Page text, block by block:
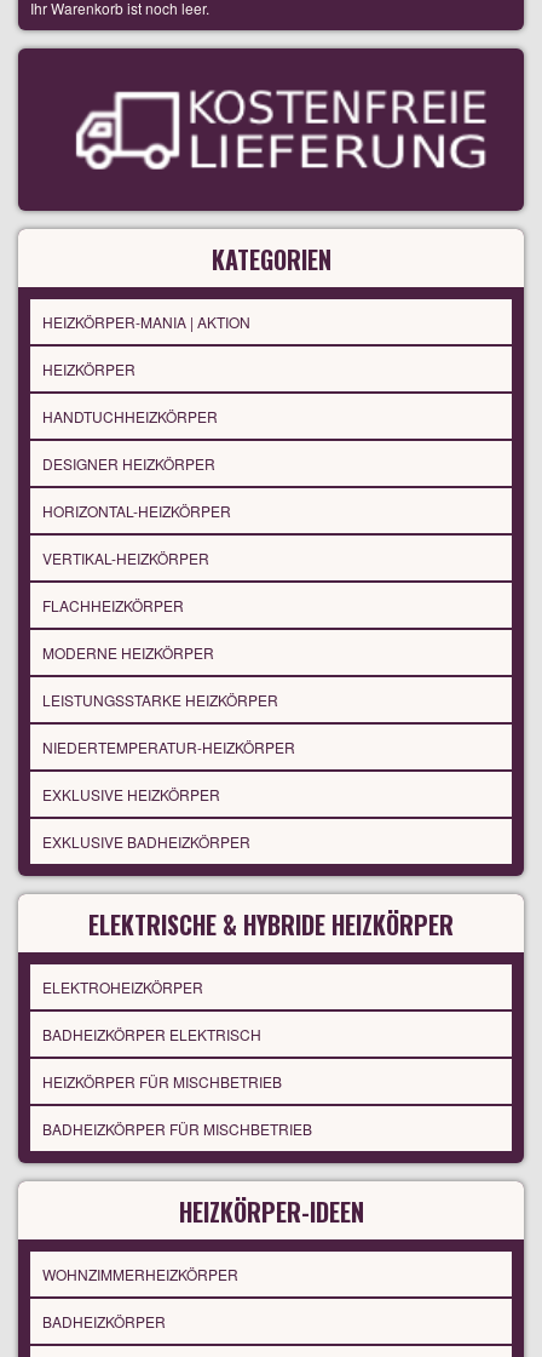
Ihr Warenkorb ist noch leer.
KATEGORIEN
HEIZKÖRPER-MANIA | AKTION
HEIZKÖRPER
HANDTUCHHEIZKÖRPER
DESIGNER HEIZKÖRPER
HORIZONTAL-HEIZKÖRPER
VERTIKAL-HEIZKÖRPER
FLACHHEIZKÖRPER
MODERNE HEIZKÖRPER
LEISTUNGSSTARKE HEIZKÖRPER
NIEDERTEMPERATUR-HEIZKÖRPER
EXKLUSIVE HEIZKÖRPER
EXKLUSIVE BADHEIZKÖRPER
ELEKTRISCHE & HYBRIDE HEIZKÖRPER
ELEKTROHEIZKÖRPER
BADHEIZKÖRPER ELEKTRISCH
HEIZKÖRPER FÜR MISCHBETRIEB
BADHEIZKÖRPER FÜR MISCHBETRIEB
HEIZKÖRPER-IDEEN
WOHNZIMMERHEIZKÖRPER
BADHEIZKÖRPER